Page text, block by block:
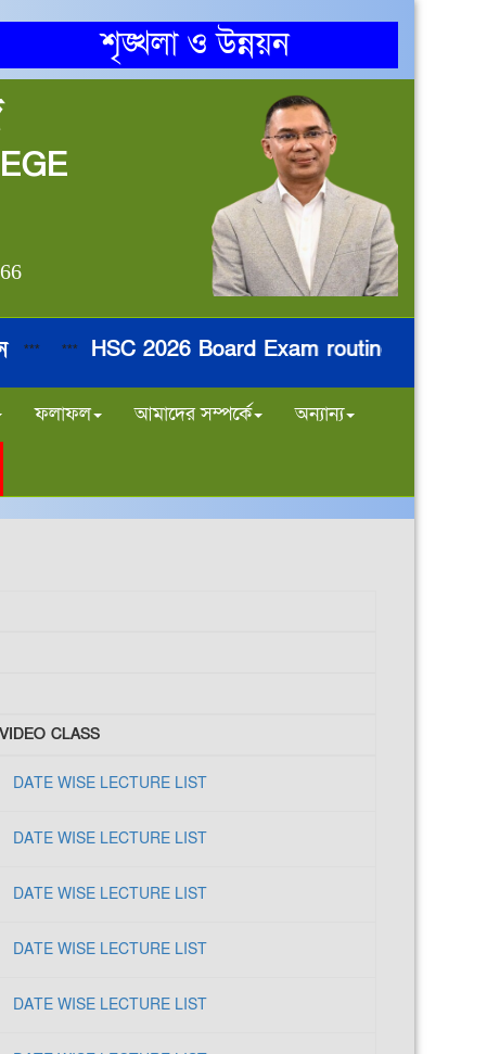
শৃঙ্খলা ও উন্নয়ন
*** HSC 2026 Board Exam routine***
ফলাফল আমাদের সম্পর্কে অন্যান্য
VIDEO CLASS
DATE WISE LECTURE LIST
DATE WISE LECTURE LIST
DATE WISE LECTURE LIST
DATE WISE LECTURE LIST
DATE WISE LECTURE LIST